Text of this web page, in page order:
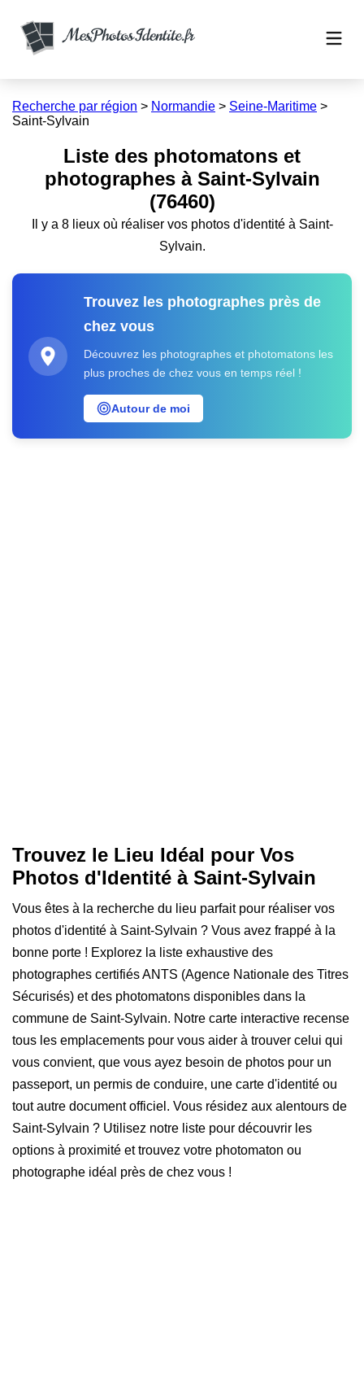
Recherche par région > Normandie > Seine-Maritime >
Saint-Sylvain
Liste des photomatons et
photographes à Saint-Sylvain
(76460)
Il y a 8 lieux où réaliser vos photos d'identité à Saint-
Sylvain.
Trouvez les photographes près de
chez vous
Découvrez les photographes et photomatons les
plus proches de chez vous en temps réel !
Autour de moi
Trouvez le Lieu Idéal pour Vos
Photos d'Identité à Saint-Sylvain
Vous êtes à la recherche du lieu parfait pour réaliser vos
photos d'identité à Saint-Sylvain ? Vous avez frappé à la
bonne porte ! Explorez la liste exhaustive des
photographes certifiés ANTS (Agence Nationale des Titres
Sécurisés) et des photomatons disponibles dans la
commune de Saint-Sylvain. Notre carte interactive recense
tous les emplacements pour vous aider à trouver celui qui
vous convient, que vous ayez besoin de photos pour un
passeport, un permis de conduire, une carte d'identité ou
tout autre document officiel. Vous résidez aux alentours de
Saint-Sylvain ? Utilisez notre liste pour découvrir les
options à proximité et trouvez votre photomaton ou
photographe idéal près de chez vous !